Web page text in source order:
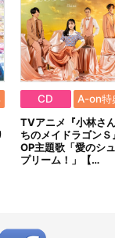
CD
A-on特
TVアニメ『小林さ
ちのメイドラゴンＳ
OP主題歌「愛のシュ
プリーム！」【…